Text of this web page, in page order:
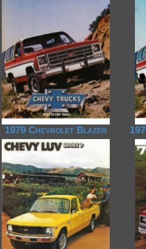
1979 Chevrolet Blazer